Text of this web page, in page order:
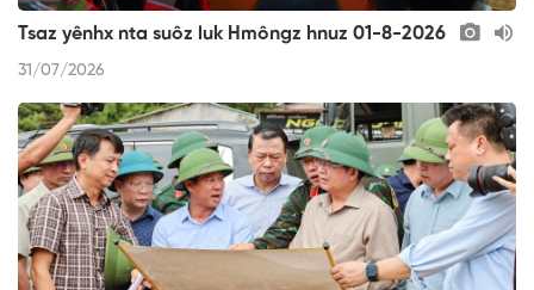
Tsaz yênhx nta suôz luk Hmôngz hnuz 01-8-2026
31/07/2026